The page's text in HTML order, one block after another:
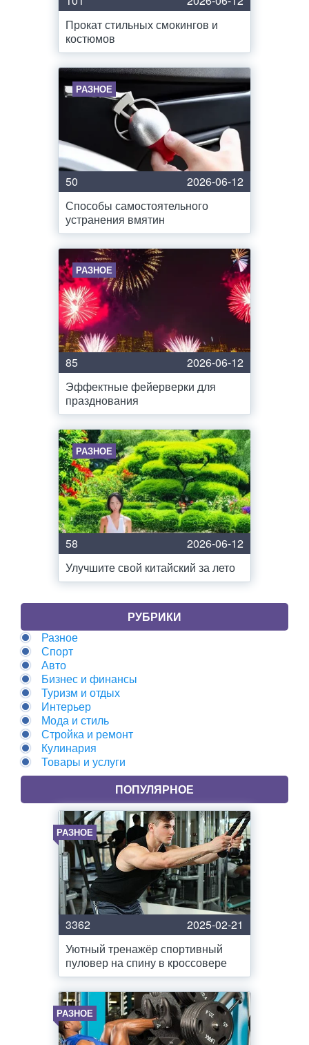
Прокат стильных смокингов и
костюмов
РАЗНОЕ
50
2026-06-12
Способы самостоятельного
устранения вмятин
РАЗНОЕ
85
2026-06-12
Эффектные фейерверки для
празднования
РАЗНОЕ
58
2026-06-12
Улучшите свой китайский за лето
РУБРИКИ
Разное
Спорт
Авто
Бизнес и финансы
Туризм и отдых
Интерьер
Мода и стиль
Стройка и ремонт
Кулинария
Товары и услуги
ПОПУЛЯРНОЕ
РАЗНОЕ
3362
2025-02-21
Уютный тренажёр спортивный
пуловер на спину в кроссовере
РАЗНОЕ